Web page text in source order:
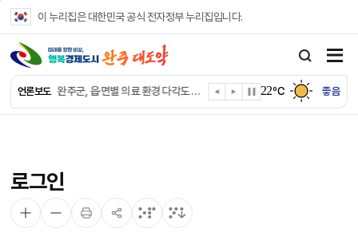
이 누리집은 대한민국 공식 전자정부 누리집입니다.
언론보도
완주군, ‘수의계약 총량제’ 개편 운영
완주군 청소년, 초록우산 지원으로 치과 치료
완주군, 읍·면별 의료 환경 다각도 진단한다
완주군, 모바일 헬스케어 “내 건강 변화 직접 확인”
22℃ 좋음
로그인